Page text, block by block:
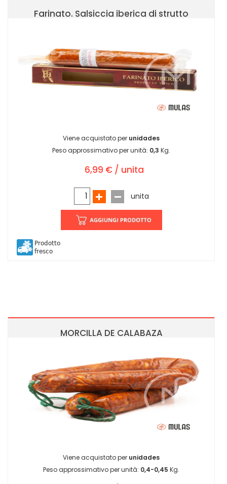
Farinato. Salsiccia iberica di strutto
Viene acquistato per unidades
Peso approssimativo per unità: 0,3 Kg.
6,99 € / unita
unita
Prodotto
fresco
MORCILLA DE CALABAZA
Viene acquistato per unidades
Peso approssimativo per unità: 0,4-0,45 Kg.